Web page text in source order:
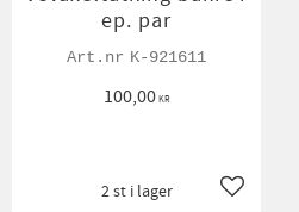
ep. par
K-921611
100,00KR
Lägg till
2 st i lager